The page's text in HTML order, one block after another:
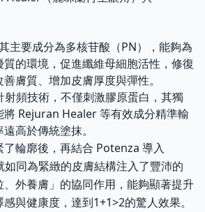
其主要成分為多核苷酸（PN），能夠為
的環境，促進纖維母細胞活性，修復
膚質、增加皮膚厚度與彈性。
射頻技術，不僅刺激膠原蛋白，其獨
將 Rejuran Healer 等有效成分精準輸
高於傳統塗抹。
了輪廓後，再結合 Potenza 導入
同為緊緻的皮膚結構注入了豐沛的
外養膚」的協同作用，能夠顯著提升
與健康度，達到1+1>2的驚人效果。